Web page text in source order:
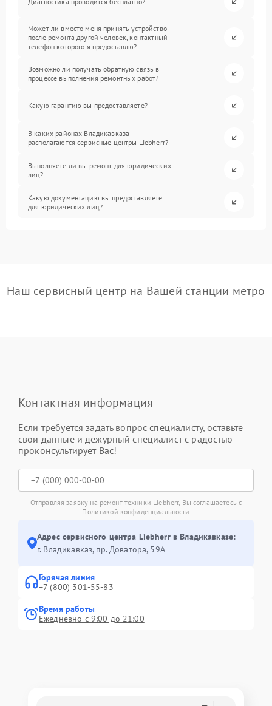
Может ли вместо меня принять устройство
после ремонта другой человек, контактный
телефон которого я предоставлю?
Возможно ли получать обратную связь в
процессе выполнения ремонтных работ?
Какую гарантию вы предоставляете?
В каких районах Владикавказа
располагаются сервисные центры Liebherr?
Выполняете ли вы ремонт для юридических
лиц?
Какую документацию вы предоставляете
для юридических лиц?
Наш сервисный центр на Вашей станции метро
Контактная информация
Если требуется задать вопрос специалисту, оставьте
свои данные и дежурный специалист с радостью
проконсультирует Вас!
Отправляя заявку на ремонт техники Liebherr, Вы соглашаетесь с
Политикой конфиденциальности
Адрес сервисного центра Liebherr в Владикавказе:
г. Владикавказ, пр. Доватора, 59А
Горячая линия
+7 (800) 301-55-83
Время работы
Ежедневно с 9:00 до 21:00